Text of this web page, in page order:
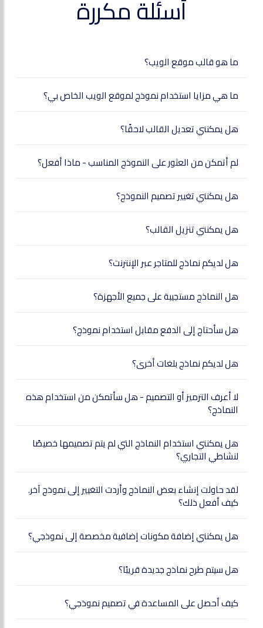
أسئلة مكررة
ما هو قالب موقع الويب؟
ما هي مزايا استخدام نموذج لموقع الويب الخاص بي؟
هل يمكنني تعديل القالب لاحقًا؟
لم أتمكن من العثور على النموذج المناسب - ماذا أفعل؟
هل يمكنني تغيير تصميم النموذج؟
هل يمكنني تنزيل القالب؟
هل لديكم نماذج للمتاجر عبر الإنترنت؟
هل النماذج مستجيبة على جميع الأجهزة؟
هل سأحتاج إلى الدفع مقابل استخدام نموذج؟
هل لديكم نماذج بلغات أخرى؟
لا أعرف الترميز أو التصميم - هل سأتمكن من استخدام هذه
النماذج؟
هل يمكنني استخدام النماذج التي لم يتم تصميمها خصيصًا
لنشاطي التجاري؟
لقد حاولت إنشاء بعض النماذج وأردت التغيير إلى نموذج آخر.
كيف أفعل ذلك؟
هل يمكنني إضافة مكونات إضافية مخصصة إلى نموذجي؟
هل سيتم طرح نماذج جديدة قريبًا؟
كيف أحصل على المساعدة في تصميم نموذجي؟